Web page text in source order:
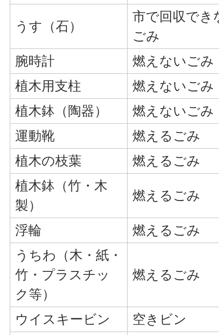
うす（石）
市で回収でき
ごみ
腕時計
燃えないごみ
植木用支柱
燃えないごみ
植木鉢（陶器）
燃えないごみ
運動靴
燃えるごみ
植木の枝葉
燃えるごみ
植木鉢（竹・木
製）
燃えるごみ
浮輪
燃えるごみ
うちわ（木・紙・
竹・プラスチッ
ク等）
燃えるごみ
ウイスキービン
空きビン